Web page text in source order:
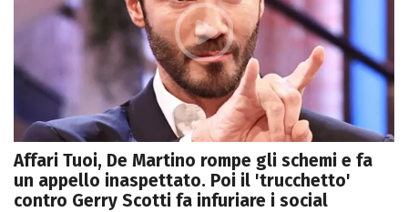
Affari Tuoi, De Martino rompe gli schemi e fa
un appello inaspettato. Poi il 'trucchetto'
contro Gerry Scotti fa infuriare i social